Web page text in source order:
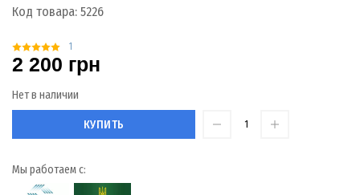
Код товара: 5226
1
2 200 грн
Нет в наличии
КУПИТЬ
Мы работаем с: